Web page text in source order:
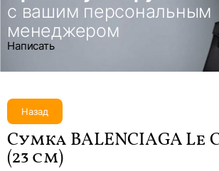
с вашим персональным
менеджером
Написать
Назад
Сумка BALENCIAGA
(23 см)